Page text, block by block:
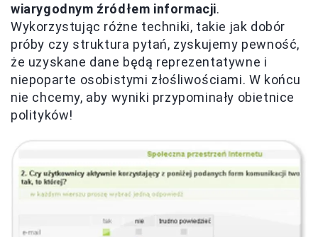
wiarygodnym źródłem informacji.
Wykorzystując różne techniki, takie jak dobór
próby czy struktura pytań, zyskujemy pewność,
że uzyskane dane będą reprezentatywne i
niepoparte osobistymi złośliwościami. W końcu
nie chcemy, aby wyniki przypominały obietnice
polityków!